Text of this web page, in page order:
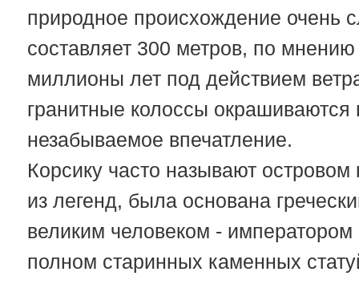
природное происхождение очень
составляет 300 метров, по
миллионы лет под действием
гранитные колоссы окрашиваются
незабываемое впечатление.
Корсику часто называют
из легенд, была основана
великим человеком -
полном старинных каменных